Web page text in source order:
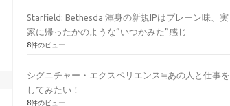
Starfield: Bethesda 渾身の新規IPはプレーン味、実
家に帰ったかのような”いつかみた”感じ
8件のビュー
シグニチャー・エクスペリエンス≒あの人と仕事を
してみたい！
8件のビュー